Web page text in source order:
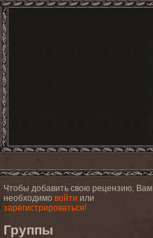
Чтобы добавить свою рецензию, Вам
необходимо войти или
зарегистрироваться!
Группы